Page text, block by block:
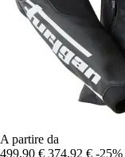
A partire da
499,90 € 374,92 € -25%